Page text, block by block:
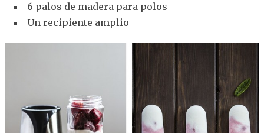
6 palos de madera para polos
Un recipiente amplio